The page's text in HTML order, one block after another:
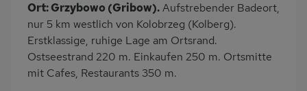
Balkon/Loggia
Kinderspielplatz
PKW-Parkplatz
Eingezäuntes
Grundstück
Dusche
Küche
Ort: Grzybowo (Gribow).Aufstrebender Badeort,
nur 5 km westlich von Kolobrzeg (Kolberg).
Erstklassige, ruhige Lage am Ortsrand.
Ostseestrand 220 m. Einkaufen 250 m. Ortsmitte
mit Cafes, Restaurants 350 m.